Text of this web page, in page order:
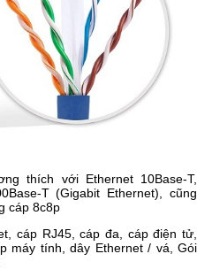
thích với Ethernet 10Base-T,
T (Gigabit Ethernet), cũng
cáp 8c8p
cáp RJ45, cáp đa, cáp điện tử,
máy tính, dây Ethernet / vá, Gói